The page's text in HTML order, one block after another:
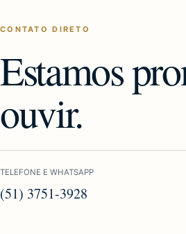
CONTATO DIRETO
Estamos
ouvir.
TELEFONE E WHATSAPP
(51) 3751-3928